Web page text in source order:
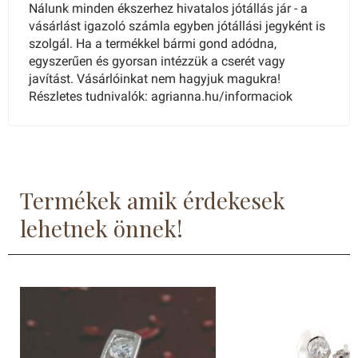
Nálunk minden ékszerhez hivatalos jótállás jár - a
vásárlást igazoló számla egyben jótállási jegyként is
szolgál. Ha a termékkel bármi gond adódna,
egyszerűen és gyorsan intézzük a cserét vagy
javítást. Vásárlóinkat nem hagyjuk magukra!
Részletes tudnivalók: agrianna.hu/informaciok
Termékek amik érdekesek
lehetnek önnek!